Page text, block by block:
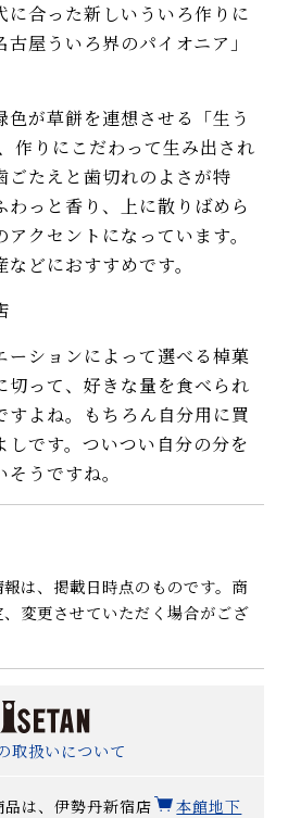
に合った新しいういろ作りに
屋ういろ界のパイオニア」
色が草餅を連想させる「生う
作りにこだわって生み出され
ごたえと歯切れのよさが特
っと香り、上に散りばめら
クセントになっています。
どにおすすめです。
ーションによって選べる棹菓
切って、好きな量を食べられ
すよね。もちろん自分用に買
しです。ついつい自分の分を
うですね。
は、掲載日時点のものです。商
変更させていただく場合がござ
取扱いについて
は、伊勢丹新宿店
本館地下